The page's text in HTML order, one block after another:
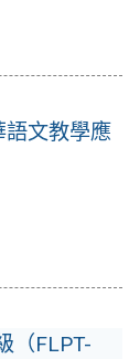
文教學應
（FLPT-